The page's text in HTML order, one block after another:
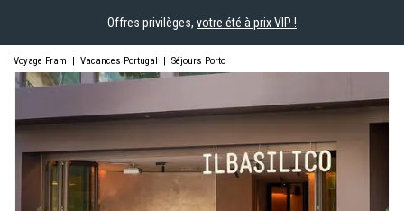
Offres privilèges, votre été à prix VIP !
Voyage Fram | Vacances Portugal | Séjours Porto